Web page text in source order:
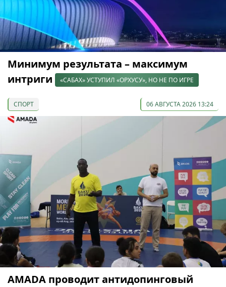
Минимум результата – максимум
интриги
«САБАХ» УСТУПИЛ «ОРХУСУ», НО НЕ ПО ИГРЕ
СПОРТ 06 АВГУСТА 2026 13:24
AMADA проводит антидопинговый